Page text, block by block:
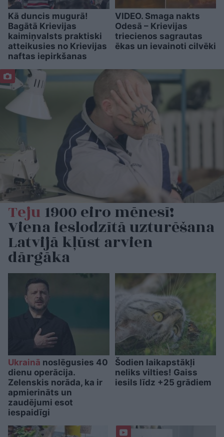
Kā duncis mugurā!
Bagātā Krievijas
kaimiņvalsts praktiski
atteikusies no Krievijas
naftas iepirkšanas
VIDEO. Smaga nakts
Odesā – Krievijas
triecienos sagrautas
ēkas un ievainoti cilvēki
Teju1900 eiro mēnesī!
Viena ieslodzītā uzturēšana
Latvijā kļūst arvien
dārgāka
Ukrainā noslēgusies 40
dienu operācija.
Zelenskis norāda, ka ir
apmierināts un
zaudējumi esot
iespaidīgi
Šodien laikapstākļi
neliks vilties! Gaiss
iesils līdz +25 grādiem